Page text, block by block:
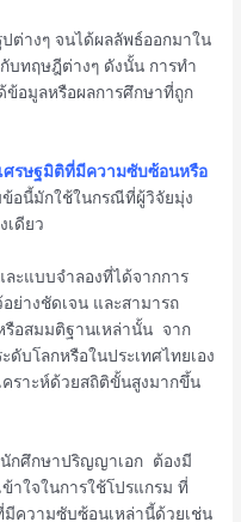
ปต่างๆ จนได้ผลลัพธ์ออกมาใน
บทฤษฎีต่างๆ ดังนั้น การทำ
อมูลหรือผลการศึกษาที่ถูก
ศรษฐมิติที่มีความซับซ้อนหรือ
ข้อนี้มักใช้ในกรณีที่ผู้วิจัยมุ่ง
เดียว
ะแบบจำลองที่ได้จากการ
ย่างชัดเจน และสามารถ
รือสมมติฐานเหล่านั้น จาก
บโลกหรือในประเทศไทยเอง
ราะห์ด้วยสถิติขั้นสูงมากขึ้น
กศึกษาปริญญาเอก ต้องมี
าใจในการใช้โปรแกรม ที่
มีความซับซ้อนเหล่านี้ด้วยเช่น